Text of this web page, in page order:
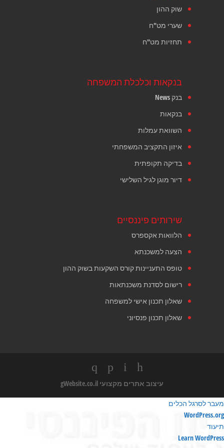
שוק ההון
שערי מט"ח
תחזיות מט"ח
בנקאות וכלכלת המשפחה
בנק News
בנקאות
השוואת עמלות
איזון התקציב המשפחתי
בדיקה תקופתית
דיור מוגן לגיל השלישי
שירותים פיננסיים
הלוואות אקספרס
הצעה למשכנתא
טופס התעניינות קורס השקעות בשוק ההון
רישום לסדנת משכנתאות
שאלון תכנון אישי למשפחה
שאלון תכנון פנסיוני
עיצוב אתרים מקצועי
מעבר לסרגל הכלים
אודות
וורדפרס
WordPress.org
תיעוד
Learn WordPress